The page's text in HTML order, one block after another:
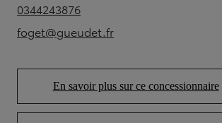
0344243876(Opens in new tab)
foget@gueudet.fr
(Opens in new tab)
En savoir plus sur ce concessionnaire
(Opens in new tab)